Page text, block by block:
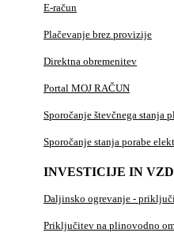
E-račun
Plačevanje brez provizije
Direktna obremenitev
Portal MOJ RAČUN
Sporočanje števčnega stanja
Sporočanje stanja porabe
INVESTICIJE IN
Daljinsko ogrevanje -
Priključitev na plinovodno